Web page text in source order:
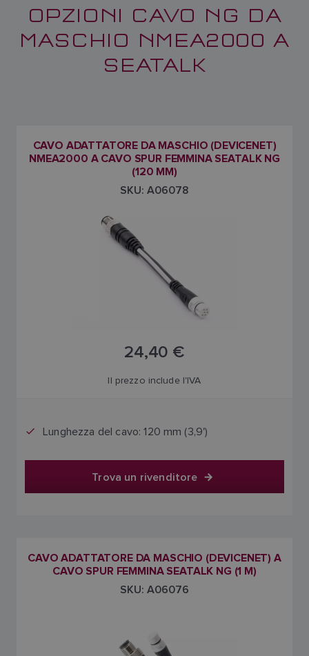
OPZIONI CAVO NG DA
MASCHIO NMEA2000 A
SEATALK
CAVO ADATTATORE DA MASCHIO (DEVICENET)
NMEA2000 A CAVO SPUR FEMMINA SEATALK NG
(120 MM)
SKU: A06078
24,40 €
Il prezzo include l'IVA
Lunghezza del cavo: 120 mm (3,9')
Trova un rivenditore
CAVO ADATTATORE DA MASCHIO (DEVICENET) A
CAVO SPUR FEMMINA SEATALK NG (1 M)
SKU: A06076